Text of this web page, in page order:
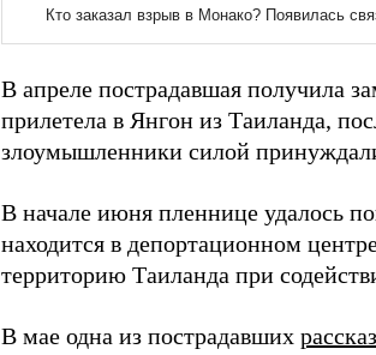
В апреле пострадавшая получила
прилетела в Янгон из Таиланда,
злоумышленники силой
В начале июня пленнице удалось
находится в депортационном
территорию Таиланда при
В мае одна из пострадавших